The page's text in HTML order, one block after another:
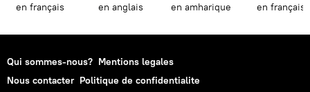
en français en anglais en amharique en français
Qui sommes-nous? Mentions legales
Nous contacter Politique de confidentialite